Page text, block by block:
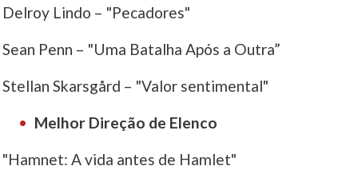
Delroy Lindo – "Pecadores"
Sean Penn – "Uma Batalha Após a Outra”
Stellan Skarsgård – "Valor sentimental"
Melhor Direção de Elenco
"Hamnet: A vida antes de Hamlet"